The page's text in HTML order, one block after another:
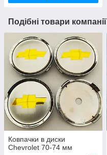
Подібні товари компанії
Ковпачки в диски
Chevrolet 70-74 мм